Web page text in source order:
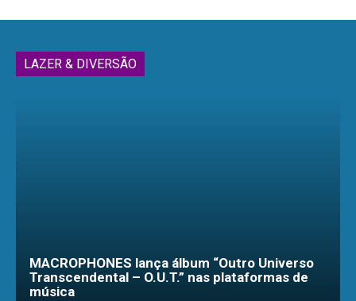
LAZER & DIVERSÃO
MACROPHONES lança álbum “Outro Universo
Transcendental – O.U.T.” nas plataformas de
música